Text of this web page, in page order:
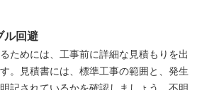
ル回避
ためには、工事前に詳細な見積もりを出
。見積書には、標準工事の範囲と、発生